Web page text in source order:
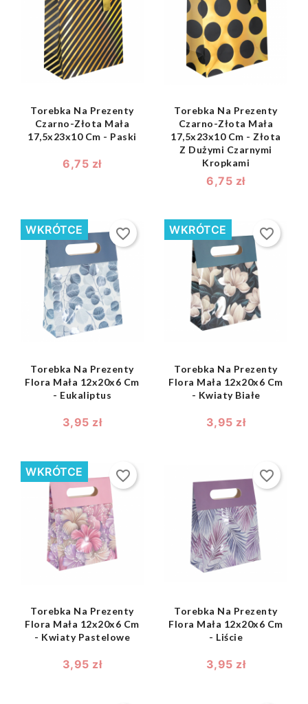
shopping_bag 
Torebka Na Prezenty
Czarno-Złota Mała
17,5x23x10 Cm - Paski
6,75 zł
shopping_bag 
Torebka Na Prezenty
Czarno-Złota Mała
17,5x23x10 Cm - Złota
Z Dużymi Czarnymi
Kropkami
6,75 zł
shopping_bag 
Torebka Na Prezenty
Flora Mała 12x20x6 Cm
- Eukaliptus
3,95 zł
WKRÓTCE favorite_border
shopping_bag 
Torebka Na Prezenty
Flora Mała 12x20x6 Cm
- Kwiaty Białe
3,95 zł
WKRÓTCE favorite_border
shopping_bag 
Torebka Na Prezenty
Flora Mała 12x20x6 Cm
- Kwiaty Pastelowe
3,95 zł
WKRÓTCE favorite_border
shopping_bag 
Torebka Na Prezenty
Flora Mała 12x20x6 Cm
- Liście
3,95 zł
favorite_border